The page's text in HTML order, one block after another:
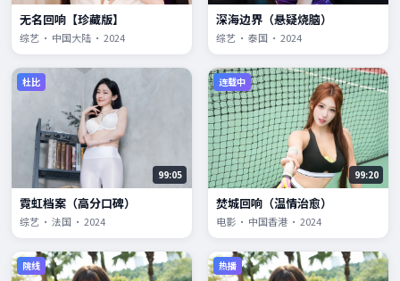
无名回响【珍藏版】
综艺 · 中国大陆 · 2024
深海边界（悬疑烧脑）
综艺 · 泰国 · 2024
杜比
99:05
霓虹档案（高分口碑）
综艺 · 法国 · 2024
连载中
99:20
焚城回响（温情治愈）
电影 · 中国香港 · 2024
院线 热播